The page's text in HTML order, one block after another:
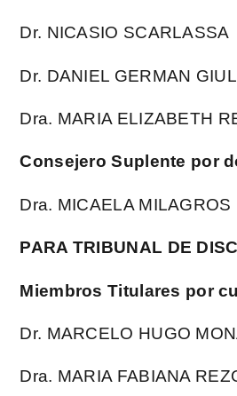
Dr. NICASIO SCARLASSA
Dr. DANIEL GERMAN
Dra. MARIA ELIZABETH
Consejero Suplente por
Dra. MICAELA MILAGROS
PARA TRIBUNAL DE
Miembros Titulares por
Dr. MARCELO HUGO
Dra. MARIA FABIANA